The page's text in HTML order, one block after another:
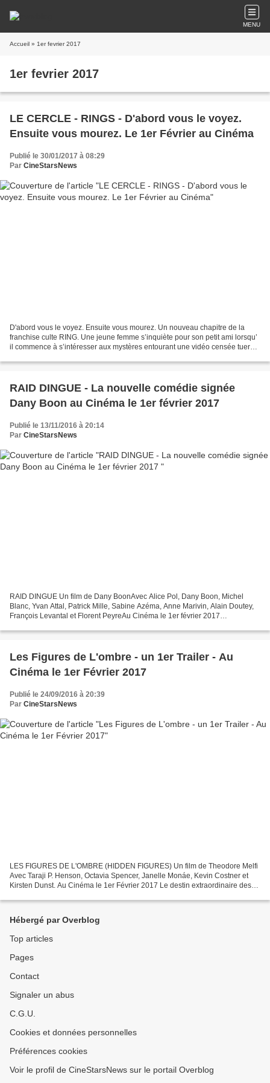
MENU
Accueil » 1er fevrier 2017
1er fevrier 2017
LE CERCLE - RINGS - D'abord vous le voyez.
Ensuite vous mourez. Le 1er Février au Cinéma
Publié le 30/01/2017 à 08:29
Par CineStarsNews
D'abord vous le voyez. Ensuite vous mourez. Un nouveau chapitre de la
franchise culte RING. Une jeune femme s’inquiète pour son petit ami lorsqu’
il commence à s’intéresser aux mystères entourant une vidéo censée tuer
RAID DINGUE - La nouvelle comédie signée
Dany Boon au Cinéma le 1er février 2017
Publié le 13/11/2016 à 20:14
Par CineStarsNews
RAID DINGUE Un film de Dany BoonAvec Alice Pol, Dany Boon, Michel
Blanc, Yvan Attal, Patrick Mille, Sabine Azéma, Anne Marivin, Alain Doutey,
François Levantal et Florent PeyreAu Cinéma le 1er février 2017
Les Figures de L'ombre - un 1er Trailer - Au
Cinéma le 1er Février 2017
Publié le 24/09/2016 à 20:39
Par CineStarsNews
LES FIGURES DE L'OMBRE (HIDDEN FIGURES) Un film de Theodore Melfi
Avec Taraji P. Henson, Octavia Spencer, Janelle Monáe, Kevin Costner et
Kirsten Dunst. Au Cinéma le 1er Février 2017 Le destin extraordinaire des
Hébergé par Overblog
Top articles
Pages
Contact
Signaler un abus
C.G.U.
Cookies et données personnelles
Préférences cookies
Voir le profil de CineStarsNews sur le portail Overblog